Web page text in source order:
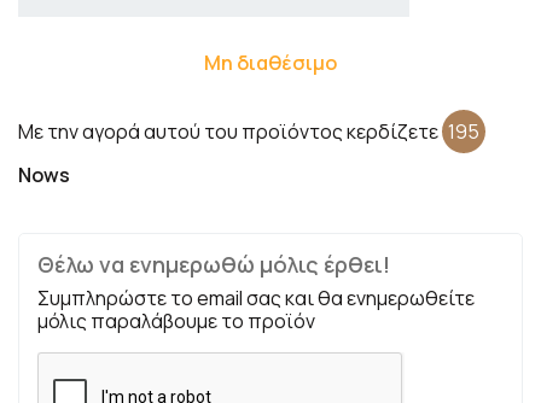
Μη διαθέσιμο
Με την αγορά αυτού του προϊόντος κερδίζετε 195
Nows
Θέλω να ενημερωθώ μόλις έρθει!
Συμπληρώστε το email σας και θα ενημερωθείτε
μόλις παραλάβουμε το προϊόν